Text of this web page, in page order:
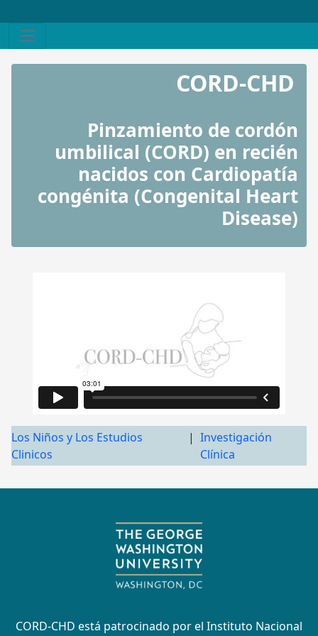
CORD-CHD
Pinzamiento de cordón
umbilical (CORD) en recién
nacidos con Cardiopatía
congénita (Congenital Heart
Disease)
Los Niños y Los Estudios
Clinicos
| Investigación
Clínica
CORD-CHD está patrocinado por el Instituto Nacional